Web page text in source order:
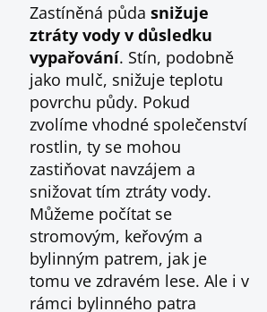
Zastíněná půda snižuje
ztráty vody v důsledku
vypařování. Stín, podobně
jako mulč, snižuje teplotu
povrchu půdy. Pokud
zvolíme vhodné společenství
rostlin, ty se mohou
zastiňovat navzájem a
snižovat tím ztráty vody.
Můžeme počítat se
stromovým, keřovým a
bylinným patrem, jak je
tomu ve zdravém lese. Ale i v
rámci bylinného patra